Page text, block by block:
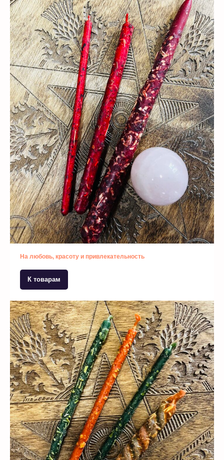
На любовь, красоту и привлекательность
К товарам